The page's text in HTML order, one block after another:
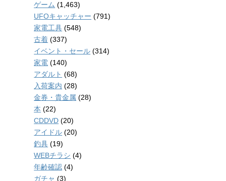
ゲーム (1,463)
UFOキャッチャー (791)
家電工具 (548)
古着 (337)
イベント・セール (314)
家電 (140)
アダルト (68)
入荷案内 (28)
金券・貴金属 (28)
本 (22)
CDDVD (20)
アイドル (20)
釣具 (19)
WEBチラシ (4)
年齢確認 (4)
ガチャ (3)